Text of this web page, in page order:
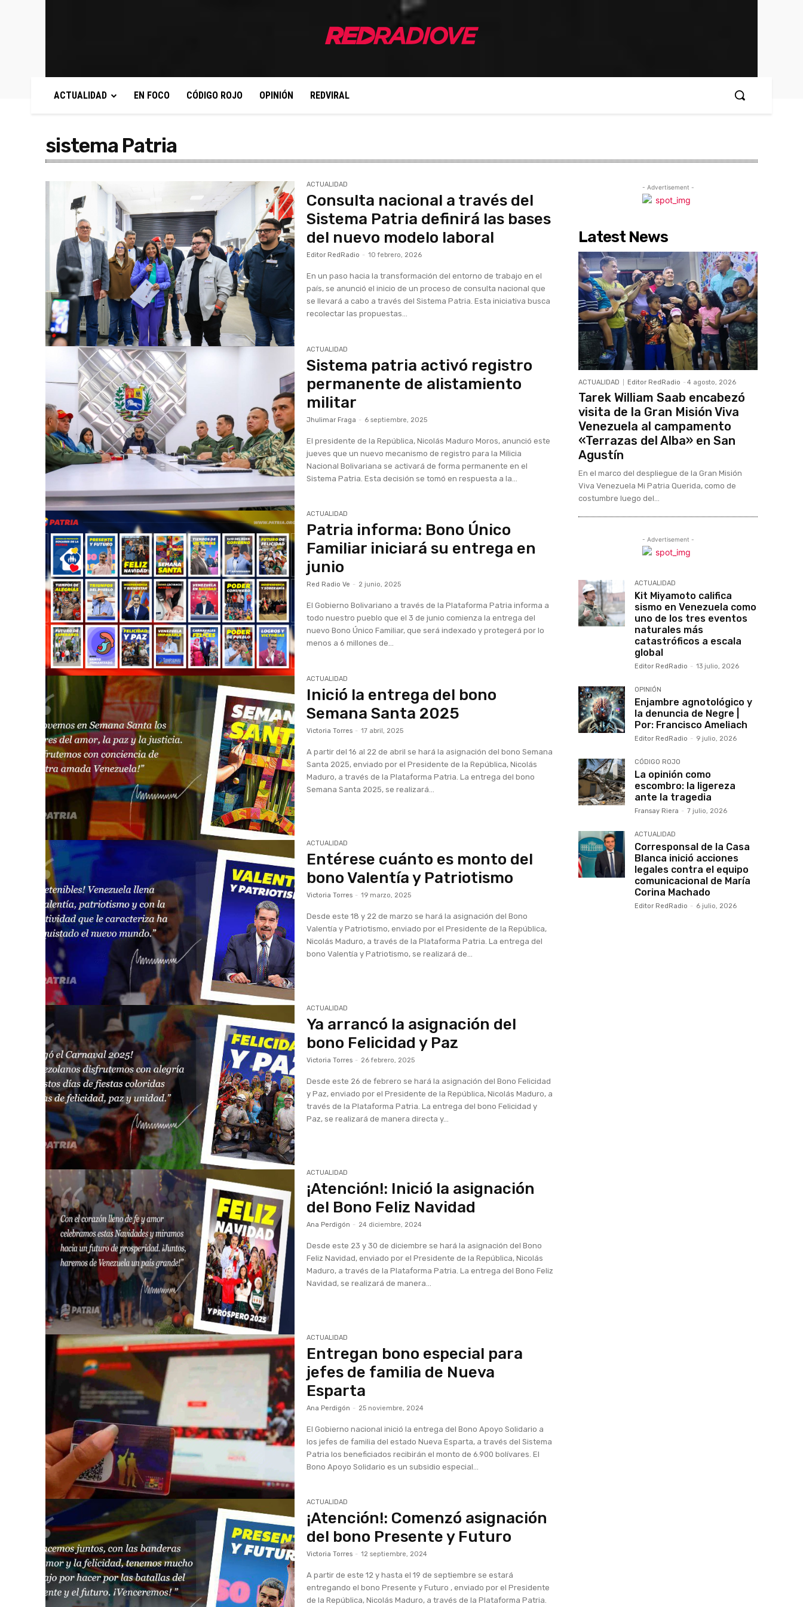
ACTUALIDAD EN FOCO CÓDIGO ROJO OPINIÓN REDVIRAL
sistema Patria
ACTUALIDAD
Consulta nacional a través del
Sistema Patria definirá las bases
del nuevo modelo laboral
Editor RedRadio - 10 febrero, 2026
En un paso hacia la transformación del entorno de trabajo en el
país, se anunció el inicio de un proceso de consulta nacional que
se llevará a cabo a través del Sistema Patria. Esta iniciativa busca
recolectar las propuestas...
ACTUALIDAD
Sistema patria activó registro
permanente de alistamiento
militar
Jhulimar Fraga - 6 septiembre, 2025
El presidente de la República, Nicolás Maduro Moros, anunció este
jueves que un nuevo mecanismo de registro para la Milicia
Nacional Bolivariana se activará de forma permanente en el
Sistema Patria. Esta decisión se tomó en respuesta a la...
ACTUALIDAD
Patria informa: Bono Único
Familiar iniciará su entrega en
junio
Red Radio Ve - 2 junio, 2025
El Gobierno Bolivariano a través de la Plataforma Patria informa a
todo nuestro pueblo que el 3 de junio comienza la entrega del
nuevo Bono Único Familiar, que será indexado y protegerá por lo
menos a 6 millones de...
ACTUALIDAD
Inició la entrega del bono
Semana Santa 2025
Victoria Torres - 17 abril, 2025
A partir del 16 al 22 de abril se hará la asignación del bono Semana
Santa 2025, enviado por el Presidente de la República, Nicolás
Maduro, a través de la Plataforma Patria. La entrega del bono
Semana Santa 2025, se realizará...
ACTUALIDAD
Entérese cuánto es monto del
bono Valentía y Patriotismo
Victoria Torres - 19 marzo, 2025
Desde este 18 y 22 de marzo se hará la asignación del Bono
Valentía y Patriotismo, enviado por el Presidente de la República,
Nicolás Maduro, a través de la Plataforma Patria. La entrega del
bono Valentía y Patriotismo, se realizará de...
ACTUALIDAD
Ya arrancó la asignación del
bono Felicidad y Paz
Victoria Torres - 26 febrero, 2025
Desde este 26 de febrero se hará la asignación del Bono Felicidad
y Paz, enviado por el Presidente de la República, Nicolás Maduro, a
través de la Plataforma Patria. La entrega del bono Felicidad y
Paz, se realizará de manera directa y...
ACTUALIDAD
¡Atención!: Inició la asignación
del Bono Feliz Navidad
Ana Perdigón - 24 diciembre, 2024
Desde este 23 y 30 de diciembre se hará la asignación del Bono
Feliz Navidad, enviado por el Presidente de la República, Nicolás
Maduro, a través de la Plataforma Patria. La entrega del Bono Feliz
Navidad, se realizará de manera...
ACTUALIDAD
Entregan bono especial para
jefes de familia de Nueva
Esparta
Ana Perdigón - 25 noviembre, 2024
El Gobierno nacional inició la entrega del Bono Apoyo Solidario a
los jefes de familia del estado Nueva Esparta, a través del Sistema
Patria los beneficiados recibirán el monto de 6.900 bolívares. El
Bono Apoyo Solidario es un subsidio especial...
ACTUALIDAD
¡Atención!: Comenzó asignación
del bono Presente y Futuro
Victoria Torres - 12 septiembre, 2024
A partir de este 12 y hasta el 19 de septiembre se estará
entregando el bono Presente y Futuro , enviado por el Presidente
de la República, Nicolás Maduro, a través de la Plataforma Patria.
- Advertisement -
Latest News
ACTUALIDAD Editor RedRadio - 4 agosto, 2026
Tarek William Saab encabezó
visita de la Gran Misión Viva
Venezuela al campamento
«Terrazas del Alba» en San
Agustín
En el marco del despliegue de la Gran Misión
Viva Venezuela Mi Patria Querida, como de
costumbre luego del...
- Advertisement -
ACTUALIDAD
Kit Miyamoto califica
sismo en Venezuela como
uno de los tres eventos
naturales más
catastróficos a escala
global
Editor RedRadio - 13 julio, 2026
OPINIÓN
Enjambre agnotológico y
la denuncia de Negre |
Por: Francisco Ameliach
Editor RedRadio - 9 julio, 2026
CÓDIGO ROJO
La opinión como
escombro: la ligereza
ante la tragedia
Fransay Riera - 7 julio, 2026
ACTUALIDAD
Corresponsal de la Casa
Blanca inició acciones
legales contra el equipo
comunicacional de María
Corina Machado
Editor RedRadio - 6 julio, 2026